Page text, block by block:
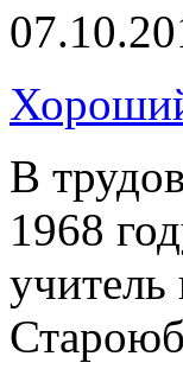
В
1968
учитель